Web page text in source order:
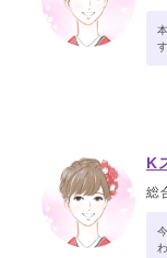
K
総